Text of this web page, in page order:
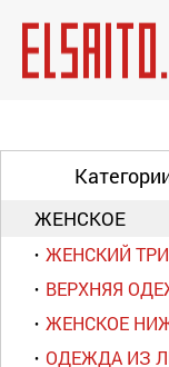
ЖЕНСКОЕ
ЖЕНСКИЙ
ВЕРХНЯЯ
ЖЕНСКОЕ
ОДЕЖДА ИЗ